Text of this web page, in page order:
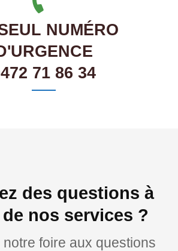
NUMÉRO
71 86 34
des questions à
nos services ?
foire aux questions